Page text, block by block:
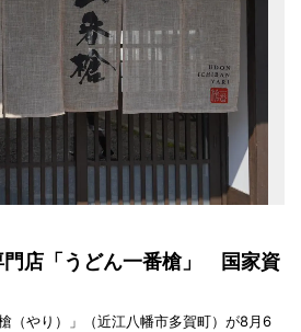
門店「うどん一番槍」 国家資
（やり）」（近江八幡市多賀町）が8月6